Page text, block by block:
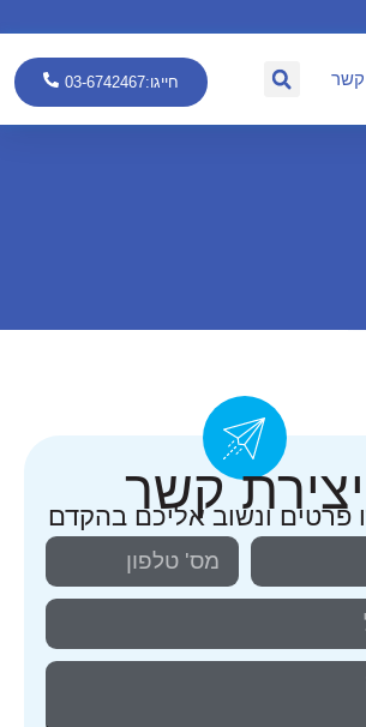
קשר חייגו:03-6742467
יצירת קשר
פרטים ונשוב אליכם בהקדם